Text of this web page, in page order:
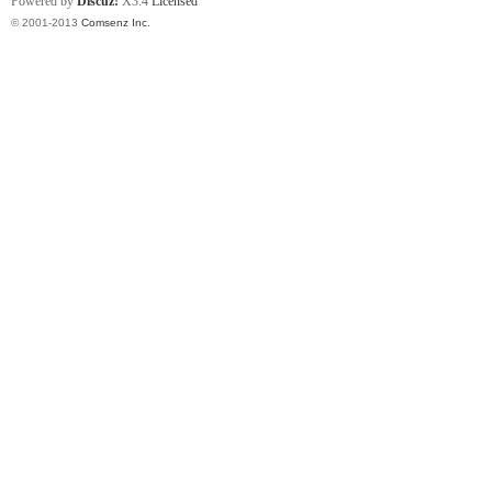
© 2001-2013 Comsenz Inc.